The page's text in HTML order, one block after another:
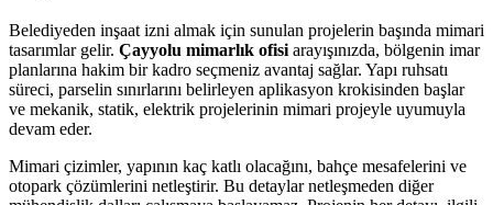
Belediyeden inşaat izni almak için sunulan projelerin başında mimari
tasarımlar gelir. Çayyolu mimarlık ofisi arayışınızda, bölgenin imar
planlarına hakim bir kadro seçmeniz avantaj sağlar. Yapı ruhsatı
süreci, parselin sınırlarını belirleyen aplikasyon krokisinden başlar
ve mekanik, statik, elektrik projelerinin mimari projeyle uyumuyla
devam eder.
Mimari çizimler, yapının kaç katlı olacağını, bahçe mesafelerini ve
otopark çözümlerini netleştirir. Bu detaylar netleşmeden diğer